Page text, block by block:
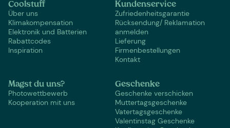
Coolstuff
Über uns
Klimakompensation
Elektronik und Batterien
Rabattcodes
Inspiration
Kundenservice
Zufriedenheitsgarantie
Rücksendung/ Reklamation
anmelden
Lieferung
Firmenbestellungen
Kontakt
Magst du uns?
Photowettbewerb
Kooperation mit uns
Geschenke
Geschenke verschicken
Muttertagsgeschenke
Vatertagsgeschenke
Valentinstag Geschenke